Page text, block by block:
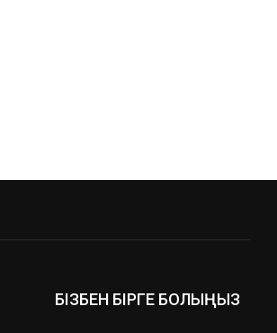
БІЗБЕН БІРГЕ БОЛЫҢЫЗ